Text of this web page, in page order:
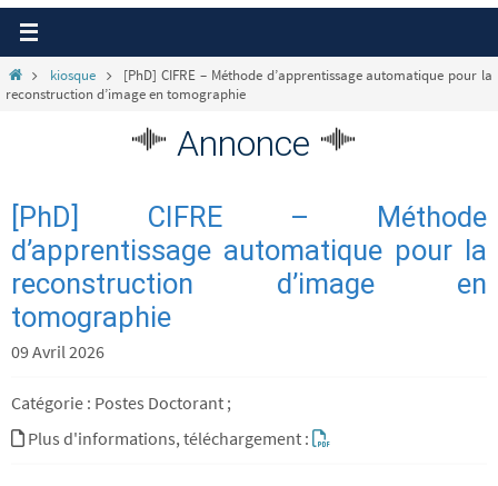
Homekiosque
[PhD] CIFRE – Méthode d’apprentissage automatique pour la
reconstruction d’image en tomographie
Annonce
[PhD] CIFRE – Méthode
d’apprentissage automatique pour la
reconstruction d’image en
tomographie
09 Avril 2026
Catégorie : Postes Doctorant ;
Plus d'informations, téléchargement :